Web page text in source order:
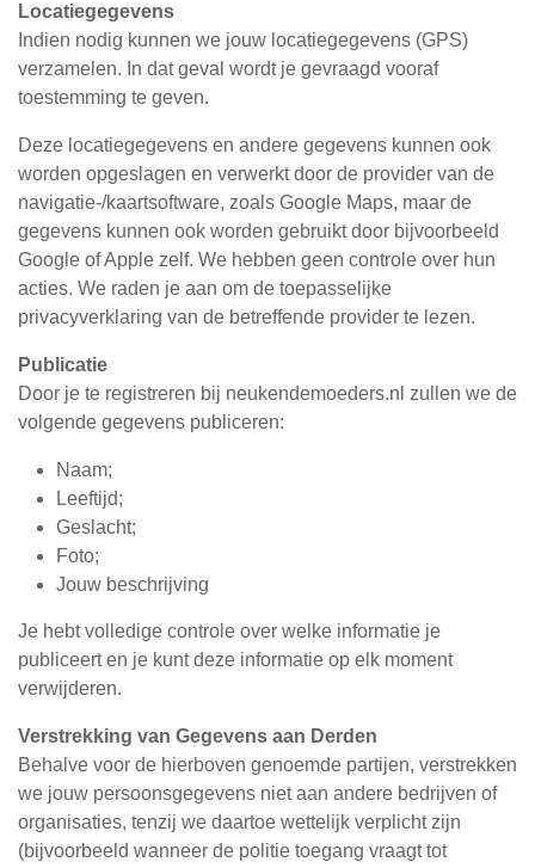
Locatiegegevens
Indien nodig kunnen we jouw locatiegegevens (GPS)
verzamelen. In dat geval wordt je gevraagd vooraf
toestemming te geven.
Deze locatiegegevens en andere gegevens kunnen ook
worden opgeslagen en verwerkt door de provider van de
navigatie-/kaartsoftware, zoals Google Maps, maar de
gegevens kunnen ook worden gebruikt door bijvoorbeeld
Google of Apple zelf. We hebben geen controle over hun
acties. We raden je aan om de toepasselijke
privacyverklaring van de betreffende provider te lezen.
Publicatie
Door je te registreren bij neukendemoeders.nl zullen we de
volgende gegevens publiceren:
Naam;
Leeftijd;
Geslacht;
Foto;
Jouw beschrijving
Je hebt volledige controle over welke informatie je
publiceert en je kunt deze informatie op elk moment
verwijderen.
Verstrekking van Gegevens aan Derden
Behalve voor de hierboven genoemde partijen, verstrekken
we jouw persoonsgegevens niet aan andere bedrijven of
organisaties, tenzij we daartoe wettelijk verplicht zijn
(bijvoorbeeld wanneer de politie toegang vraagt tot